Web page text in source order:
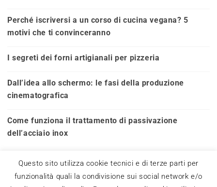
Perché iscriversi a un corso di cucina vegana? 5
motivi che ti convinceranno
I segreti dei forni artigianali per pizzeria
Dall’idea allo schermo: le fasi della produzione
cinematografica
Come funziona il trattamento di passivazione
dell’acciaio inox
Questo sito utilizza cookie tecnici e di terze parti per
funzionalità quali la condivisione sui social network e/o